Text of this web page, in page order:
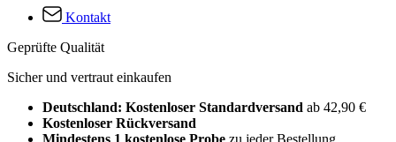
Kontakt
Geprüfte Qualität
Sicher und vertraut einkaufen
Deutschland: Kostenloser Standardversand ab 42,90 €
Kostenloser Rückversand
Mindestens 1 kostenlose Probe zu jeder Bestellung